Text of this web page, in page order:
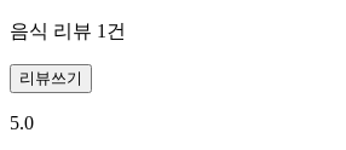
음식 리뷰 1 건
리뷰쓰기
5.0